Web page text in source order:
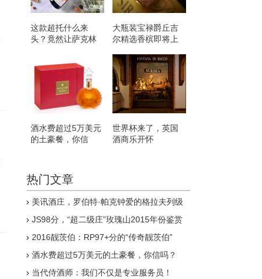
这款超托什么来
头？竟然让萨克林
大瓶装宝禄爵丘吉
尔精选香槟即将上
酒水费超过5万美元
的土豪餐，你信
世界杯来了，英国
酒商乐开怀
热门文章
美讯酒庄，罗伯特·帕克钟爱的格拉夫列级
JS98分，“超二级庄”玫瑰山2015年份鉴赏
2016靓茨伯：RP97+分的“传奇靓茨伯”
酒水费超过5万美元的土豪餐，你信吗？
当代侍酒师：我们不仅是专业服务员！